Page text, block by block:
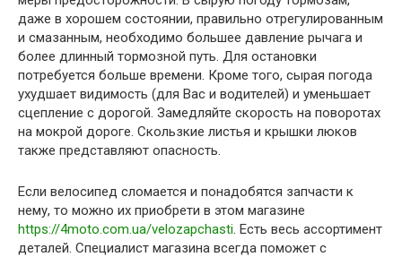
даже в хорошем состоянии, правильно отрегулированным
и смазанным, необходимо большее давление рычага и
более длинный тормозной путь. Для остановки
потребуется больше времени. Кроме того, сырая погода
ухудшает видимость (для Вас и водителей) и уменьшает
сцепление с дорогой. Замедляйте скорость на поворотах
на мокрой дороге. Скользкие листья и крышки люков
также представляют опасность.
Если велосипед сломается и понадобятся запчасти к
нему, то можно их приобрети в этом магазине
https://4moto.com.ua/velozapchasti. Есть весь ассортимент
деталей. Специалист магазина всегда поможет с